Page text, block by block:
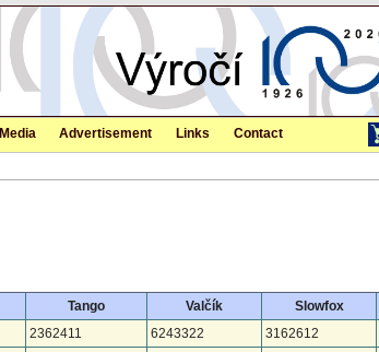
Media Advertisement Links Contact
Tango Valčík Slowfox
2362411 6243322 3162612